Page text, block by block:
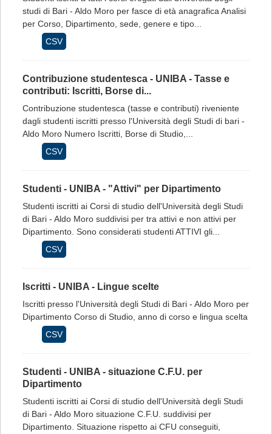
studi di Bari - Aldo Moro per fasce di età anagrafica Analisi
per Corso, Dipartimento, sede, genere e tipo...
CSV
Contribuzione studentesca - UNIBA - Tasse e
contributi: Iscritti, Borse di...
Contribuzione studentesca (tasse e contributi) riveniente
dagli studenti iscritti presso l'Università degli Studi di bari -
Aldo Moro Numero Iscritti, Borse di Studio,...
CSV
Studenti - UNIBA - "Attivi" per Dipartimento
Studenti iscritti ai Corsi di studio dell'Università degli Studi
di Bari - Aldo Moro suddivisi per tra attivi e non attivi per
Dipartimento. Sono considerati studenti ATTIVI gli...
CSV
Iscritti - UNIBA - Lingue scelte
Iscritti presso l'Università degli Studi di Bari - Aldo Moro per
Dipartimento Corso di Studio, anno di corso e lingua scelta
CSV
Studenti - UNIBA - situazione C.F.U. per
Dipartimento
Studenti iscritti ai Corsi di studio dell'Università degli Studi
di Bari - Aldo Moro situazione C.F.U. suddivisi per
Dipartimento. Situazione rispetto ai CFU conseguiti,